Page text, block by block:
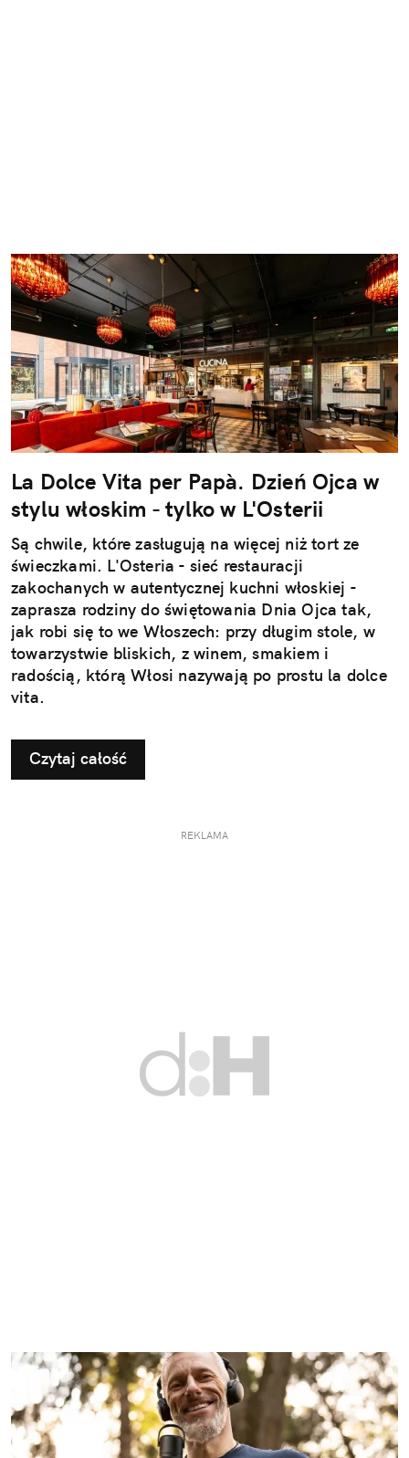
La Dolce Vita per Papà. Dzień Ojca w
stylu włoskim - tylko w L'Osterii
Są chwile, które zasługują na więcej niż tort ze
świeczkami. L'Osteria - sieć restauracji
zakochanych w autentycznej kuchni włoskiej -
zaprasza rodziny do świętowania Dnia Ojca tak,
jak robi się to we Włoszech: przy długim stole, w
towarzystwie bliskich, z winem, smakiem i
radością, którą Włosi nazywają po prostu la dolce
vita.
Czytaj całość
REKLAMA